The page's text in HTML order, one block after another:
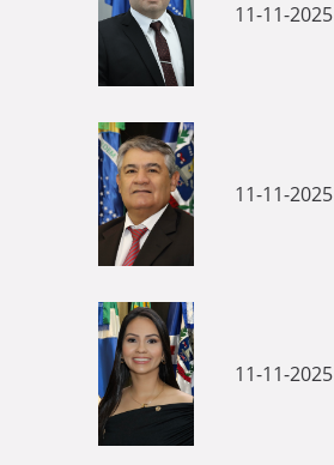
11-11-2025
11-11-2025
11-11-2025